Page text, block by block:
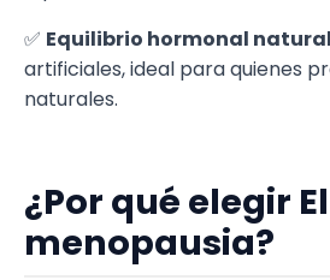
✅ Equilibrio hormonal
artificiales, ideal para quienes
naturales.
¿Por qué elegir
menopausia?